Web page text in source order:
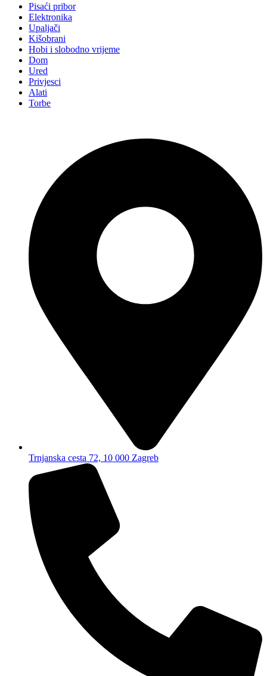
Pisaći pribor
Elektronika
Upaljači
Kišobrani
Hobi i slobodno vrijeme
Dom
Ured
Privjesci
Alati
Torbe
Trnjanska cesta 72, 10 000 Zagreb